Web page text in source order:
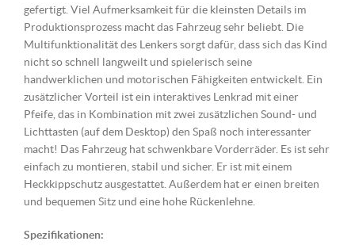
gefertigt. Viel Aufmerksamkeit für die kleinsten Details im
Produktionsprozess macht das Fahrzeug sehr beliebt. Die
Multifunktionalität des Lenkers sorgt dafür, dass sich das Kind
nicht so schnell langweilt und spielerisch seine
handwerklichen und motorischen Fähigkeiten entwickelt. Ein
zusätzlicher Vorteil ist ein interaktives Lenkrad mit einer
Pfeife, das in Kombination mit zwei zusätzlichen Sound- und
Lichttasten (auf dem Desktop) den Spaß noch interessanter
macht! Das Fahrzeug hat schwenkbare Vorderräder. Es ist sehr
einfach zu montieren, stabil und sicher. Er ist mit einem
Heckkippschutz ausgestattet. Außerdem hat er einen breiten
und bequemen Sitz und eine hohe Rückenlehne.
Spezifikationen: